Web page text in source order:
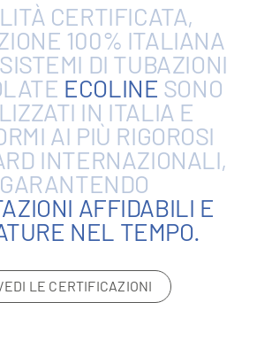
CERTIFICATA,
100% ITALIANA
SISTEMI DI TUBAZIONI
ECOLINE SONO
IN ITALIA E
AI PIÙ RIGOROSI
INTERNAZIONALI,
GARANTENDO
AFFIDABILI E
NEL TEMPO.
LE CERTIFICAZIONI